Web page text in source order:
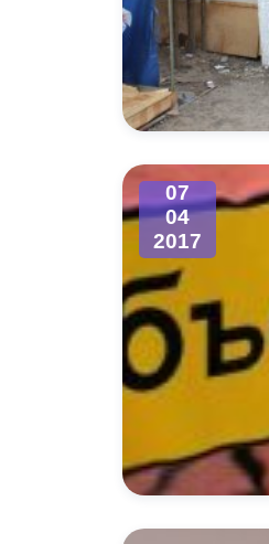
07
04
2017